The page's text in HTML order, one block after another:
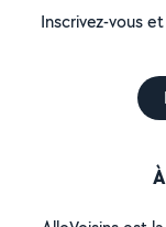
Inscrivez-vous